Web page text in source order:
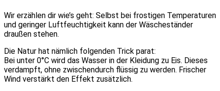
Wir erzählen dir wie’s geht: Selbst bei frostigen Temperaturen
und geringer Luftfeuchtigkeit kann der Wäscheständer
draußen stehen.
Die Natur hat nämlich folgenden Trick parat:
Bei unter 0°C wird das Wasser in der Kleidung zu Eis. Dieses
verdampft, ohne zwischendurch flüssig zu werden. Frischer
Wind verstärkt den Effekt zusätzlich.